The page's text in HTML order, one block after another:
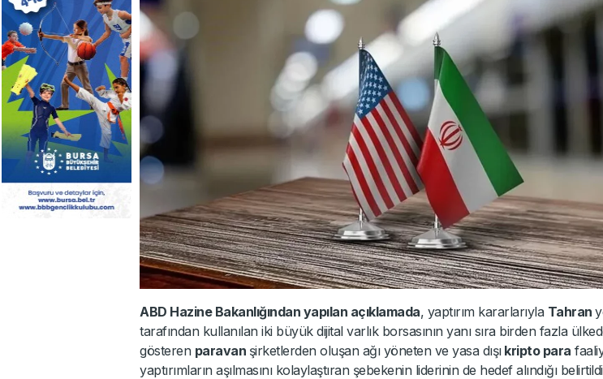
ABD Hazine Bakanlığından yapılan açıklamada, yaptırım kararlarıyla Tahran
tarafından kullanılan iki büyük dijital varlık borsasının yanı sıra birden fazla
gösteren paravan şirketlerden oluşan ağı yöneten ve yasa dışıkripto para
yaptırımların aşılmasını kolaylaştıran şebekenin liderinin de hedef alındığı